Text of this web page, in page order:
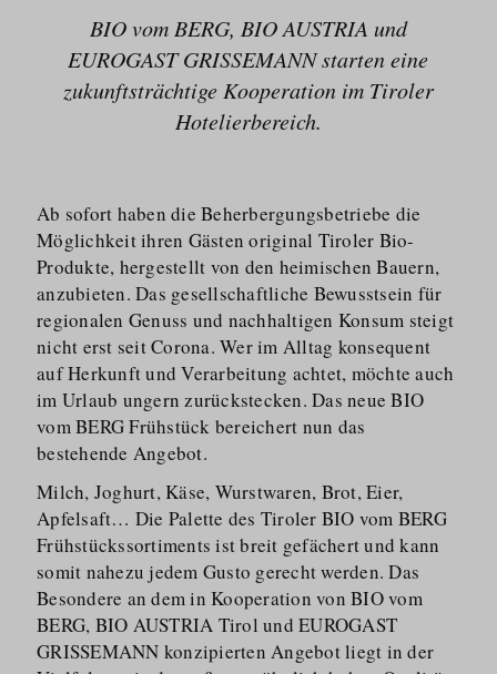
BIO vom BERG, BIO AUSTRIA und
EUROGAST GRISSEMANN starten eine
zukunfts­trächtige Kooperation im Tiroler
Hotelierbereich.
Ab sofort haben die Beherber­gungs­betriebe die
Möglichkeit ihren Gästen original Tiroler Bio-
Produkte, hergestellt von den heimischen Bauern,
anzubieten. Das gesellschaftliche Bewusstsein für
regionalen Genuss und nachhaltigen Konsum steigt
nicht erst seit Corona. Wer im Alltag konsequent
auf Herkunft und Verarbeitung achtet, möchte auch
im Urlaub ungern zurückstecken. Das neue BIO
vom BERG Frühstück bereichert nun das
bestehende Angebot.
Milch, Joghurt, Käse, Wurstwaren, Brot, Eier,
Apfelsaft… Die Palette des Tiroler BIO vom BERG
Frühstücks­sortiments ist breit gefächert und kann
somit nahezu jedem Gusto gerecht werden. Das
Besondere an dem in Kooperation von BIO vom
BERG, BIO AUSTRIA Tirol und EUROGAST
GRISSEMANN konzipierten Angebot liegt in der